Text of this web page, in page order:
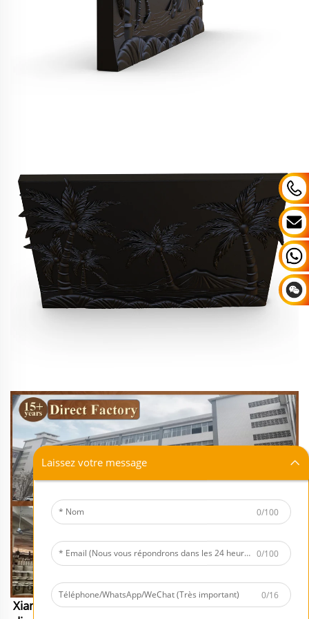
Xiamen Mornsun Industrial Co., LTD est une usine
Laissez votre message
0/100
0/100
0/16